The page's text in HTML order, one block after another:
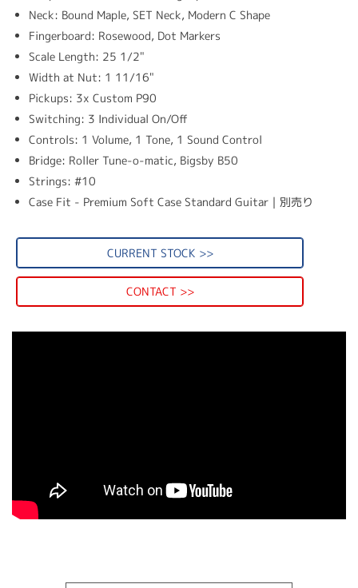
Neck: Bound Maple, SET Neck, Modern C Shape
Fingerboard: Rosewood, Dot Markers
Scale Length: 25 1/2"
Width at Nut: 1 11/16"
Pickups: 3x Custom P90
Switching: 3 Individual On/Off
Controls: 1 Volume, 1 Tone, 1 Sound Control
Bridge: Roller Tune-o-matic, Bigsby B50
Strings: #10
Case Fit - Premium Soft Case Standard Guitar｜別売り
CURRENT STOCK >>
CONTACT >>